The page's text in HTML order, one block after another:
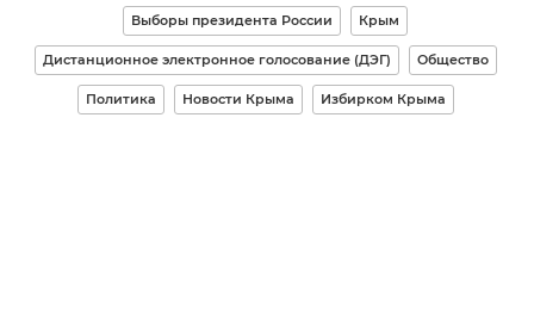
Выборы президента России Крым
Дистанционное электронное голосование (ДЭГ) Общество
Политика Новости Крыма Избирком Крыма